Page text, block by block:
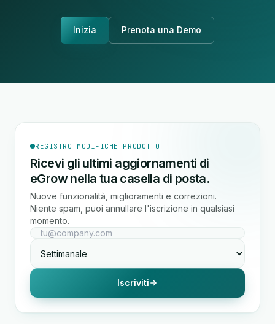
Inizia Prenota una Demo
REGISTRO MODIFICHE PRODOTTO
Ricevi gli ultimi aggiornamenti di
eGrow nella tua casella di posta.
Nuove funzionalità, miglioramenti e correzioni.
Niente spam, puoi annullare l'iscrizione in qualsiasi
momento.
Iscriviti